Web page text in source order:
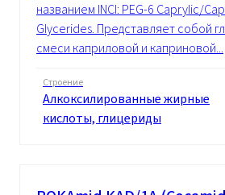
названием INCI: PEG-6 Caprylic/
Glycerides. Представляет собой
смеси каприловой и каприновой...
Строение
Алкоксилированные жирные
кислоты, глицериды